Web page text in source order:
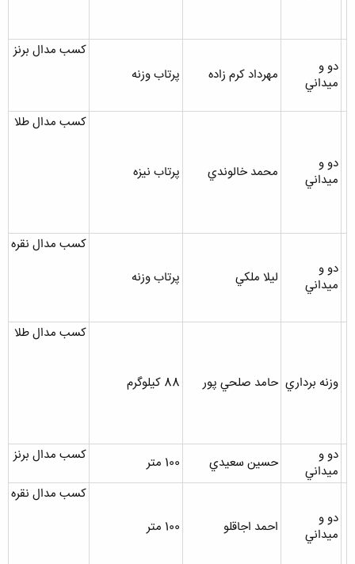
دو و
ميداني
مهرداد کرم زاده پرتاب وزنه
کسب مدال برنز
دو و
ميداني
محمد خالوندي پرتاب نيزه
کسب مدال طلا
دو و
ميداني
ليلا ملکي پرتاب وزنه
کسب مدال نقره
وزنه برداري حامد صلحي پور 88 کيلوگرم
کسب مدال طلا
دو و
ميداني
حسين سعيدي 100 متر کسب مدال برنز
دو و
ميداني
احمد اجاقلو 100 متر
کسب مدال نقره